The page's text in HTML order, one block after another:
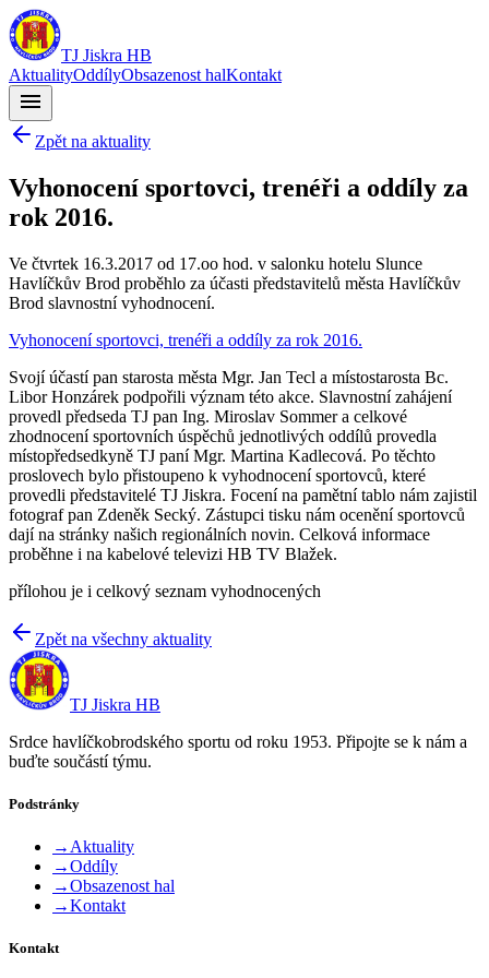
TJ Jiskra HB
AktualityOddílyObsazenost halKontakt
menu
Zpět na aktuality
Vyhonocení sportovci, trenéři a oddíly za
rok 2016.
Ve čtvrtek 16.3.2017 od 17.oo hod. v salonku hotelu Slunce
Havlíčkův Brod proběhlo za účasti představitelů města Havlíčkův
Brod slavnostní vyhodnocení.
Vyhonocení sportovci, trenéři a oddíly za rok 2016.
Svojí účastí pan starosta města Mgr. Jan Tecl a místostarosta Bc.
Libor Honzárek podpořili význam této akce. Slavnostní zahájení
provedl předseda TJ pan Ing. Miroslav Sommer a celkové
zhodnocení sportovních úspěchů jednotlivých oddílů provedla
místopředsedkyně TJ paní Mgr. Martina Kadlecová. Po těchto
proslovech bylo přistoupeno k vyhodnocení sportovců, které
provedli představitelé TJ Jiskra. Focení na pamětní tablo nám zajistil
fotograf pan Zdeněk Secký. Zástupci tisku nám ocenění sportovců
dají na stránky našich regionálních novin. Celková informace
proběhne i na kabelové televizi HB TV Blažek.
přílohou je i celkový seznam vyhodnocených
Zpět na všechny aktuality
TJ Jiskra HB
Srdce havlíčkobrodského sportu od roku 1953. Připojte se k nám a
buďte součástí týmu.
Podstránky
→ Aktuality
→Oddíly
→Obsazenost hal
→Kontakt
Kontakt